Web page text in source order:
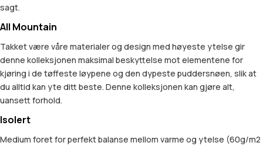
sagt.
All Mountain
Takket være våre materialer og design med høyeste ytelse gir
denne kolleksjonen maksimal beskyttelse mot elementene for
kjøring i de tøffeste løypene og den dypeste puddersnøen, slik at
du alltid kan yte ditt beste. Denne kolleksjonen kan gjøre alt,
uansett forhold.
Isolert
Medium foret for perfekt balanse mellom varme og ytelse (60g/m2